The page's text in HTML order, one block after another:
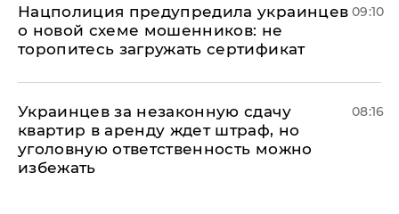
Нацполиция предупредила украинцев
о новой схеме мошенников: не
торопитесь загружать сертификат
09:10
Украинцев за незаконную сдачу
квартир в аренду ждет штраф, но
уголовную ответственность можно
избежать
08:16